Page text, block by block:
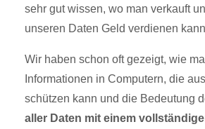
sehr gut wissen, wo man verkauft
unseren Daten Geld verdienen
Wir haben schon oft gezeigt, wie
Informationen in Computern, die
schützen kann und die Bedeutung
aller Daten mit einem